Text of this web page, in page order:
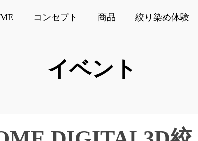
コンセプト 商品 絞り染め体験
イベント